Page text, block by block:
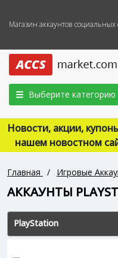
Магазин аккаунтов социальных
Выберите категорию
Новости, акции,
нашем новостном
Главная / Игровые
АККАУНТЫ
PlayStation